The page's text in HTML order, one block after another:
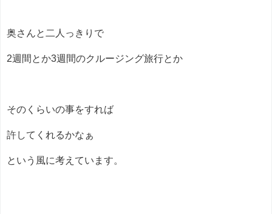
奥さんと二人っきりで
2週間とか3週間のクルージング旅行とか
そのくらいの事をすれば
許してくれるかなぁ
という風に考えています。